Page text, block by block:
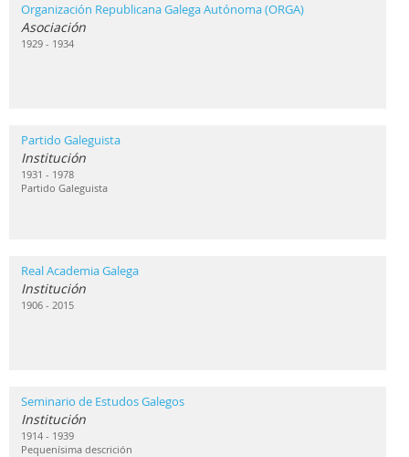
Organización Republicana Galega Autónoma (ORGA)
Asociación
1929 - 1934
Partido Galeguista
Institución
1931 - 1978
Partido Galeguista
Real Academia Galega
Institución
1906 - 2015
Seminario de Estudos Galegos
Institución
1914 - 1939
Pequenísima descrición